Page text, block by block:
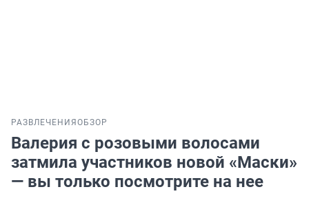
РАЗВЛЕЧЕНИЯ ОБЗОР
Валерия с розовыми волосами
затмила участников новой «Маски»
— вы только посмотрите на нее